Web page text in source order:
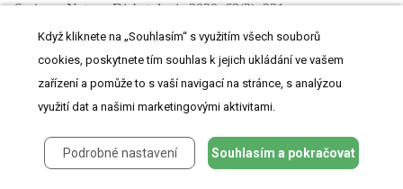
Springer Nature: Diabetologia 2020; 63(2): 221–
228 : 2019 update to: Management of hyperglycaemia in type
2 diabetes, 2018. A consensus report by the American Diabetes
Association (ADA) and the European Association for the Study
of Diabetes (EASD); John B. Buse, Deborah J. Wexler,
Apostolos Tsapas, Peter Rossing, Geltrude Mingrone,
Chantal Mathieu, David A. D’Alessio, Melanie J. Davies.
Když kliknete na „Souhlasím“ s využitím všech souborů
cookies, poskytnete tím souhlas k jejich ukládání ve vašem
zařízení a pomůže to s vaší navigací na stránce, s analýzou
využití dat a našimi marketingovými aktivitami.
Podrobné nastavení Souhlasím a pokračovat